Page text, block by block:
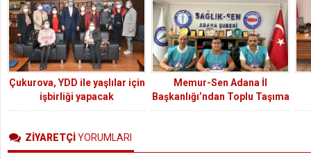
Çukurova, YDD ile yaşlılar için
işbirliği yapacak
Memur-Sen Adana İl
Başkanlığı’ndan Toplu Taşıma
Zamlarına Tepki
ZİYARETÇİYORUMLARI